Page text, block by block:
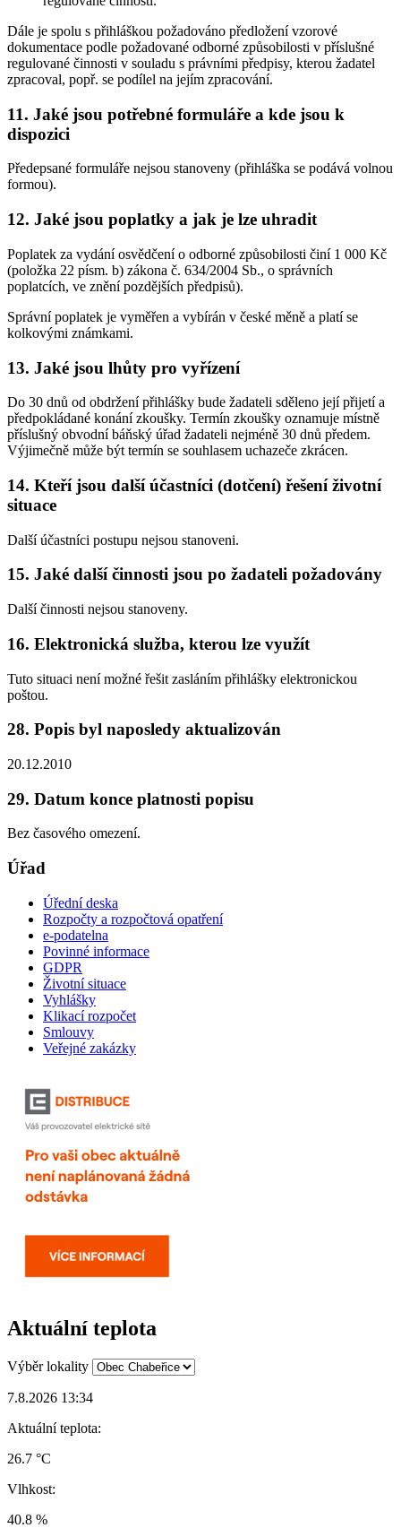
Dále je spolu s přihláškou požadováno předložení vzorové
dokumentace podle požadované odborné způsobilosti v příslušné
regulované činnosti v souladu s právními předpisy, kterou žadatel
zpracoval, popř. se podílel na jejím zpracování.
11. Jaké jsou potřebné formuláře a kde jsou k
dispozici
Předepsané formuláře nejsou stanoveny (přihláška se podává volnou
formou).
12. Jaké jsou poplatky a jak je lze uhradit
Poplatek za vydání osvědčení o odborné způsobilosti činí 1 000 Kč
(položka 22 písm. b) zákona č. 634/2004 Sb., o správních
poplatcích, ve znění pozdějších předpisů).
Správní poplatek je vyměřen a vybírán v české měně a platí se
kolkovými známkami.
13. Jaké jsou lhůty pro vyřízení
Do 30 dnů od obdržení přihlášky bude žadateli sděleno její přijetí a
předpokládané konání zkoušky. Termín zkoušky oznamuje místně
příslušný obvodní báňský úřad žadateli nejméně 30 dnů předem.
Výjimečně může být termín se souhlasem uchazeče zkrácen.
14. Kteří jsou další účastníci (dotčení) řešení životní
situace
Další účastníci postupu nejsou stanoveni.
15. Jaké další činnosti jsou po žadateli požadovány
Další činnosti nejsou stanoveny.
16. Elektronická služba, kterou lze využít
Tuto situaci není možné řešit zasláním přihlášky elektronickou
poštou.
28. Popis byl naposledy aktualizován
20.12.2010
29. Datum konce platnosti popisu
Bez časového omezení.
Úřad
Úřední deska
Rozpočty a rozpočtová opatření
e-podatelna
Povinné informace
GDPR
Životní situace
Vyhlášky
Klikací rozpočet
Smlouvy
Veřejné zakázky
Aktuální teplota
Výběr lokality
7.8.2026 13:34
Aktuální teplota:
26.7 °C
Vlhkost:
40.8 %